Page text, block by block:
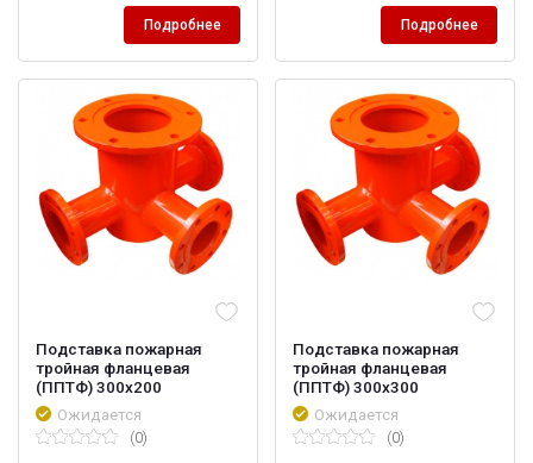
Подробнее Подробнее
Подставка пожарная
тройная фланцевая
(ППТФ) 300х200
Ожидается
(0)
Подставка пожарная
тройная фланцевая
(ППТФ) 300х300
Ожидается
(0)